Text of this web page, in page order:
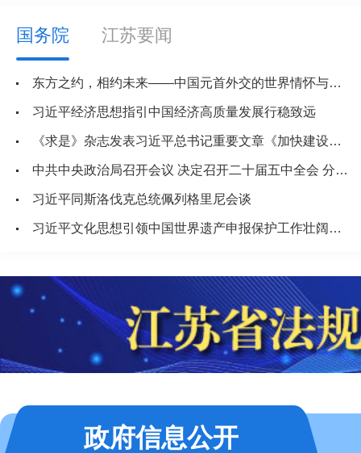
国务院 江苏要闻
东方之约，相约未来——中国元首外交的世界情怀与大国气派
习近平经济思想指引中国经济高质量发展行稳致远
《求是》杂志发表习近平总书记重要文章《加快建设健康中国》
中共中央政治局召开会议 决定召开二十届五中全会 分析研究当前经济形势和经济工作 中共中央总书记习近平主持会议
习近平同斯洛伐克总统佩列格里尼会谈
习近平文化思想引领中国世界遗产申报保护工作壮阔实践
政府信息公开